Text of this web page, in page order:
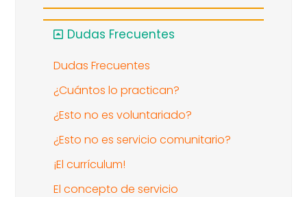
Dudas Frecuentes
Dudas Frecuentes
¿Cuántos lo practican?
¿Esto no es voluntariado?
¿Esto no es servicio comunitario?
¡El currículum!
El concepto de servicio